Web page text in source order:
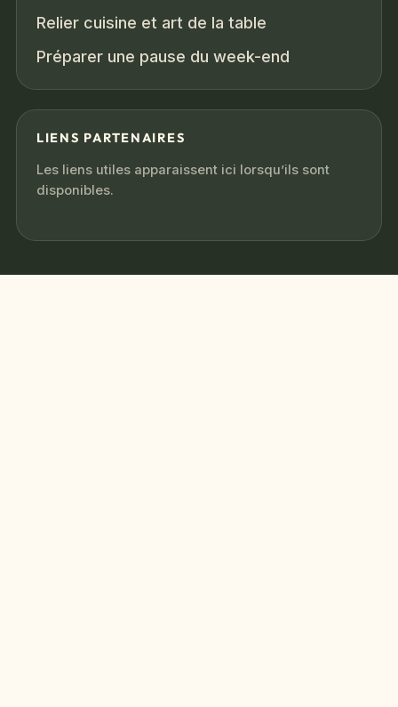
Relier cuisine et art de la table
Préparer une pause du week-end
LIENS PARTENAIRES
Les liens utiles apparaissent ici lorsqu’ils sont
disponibles.